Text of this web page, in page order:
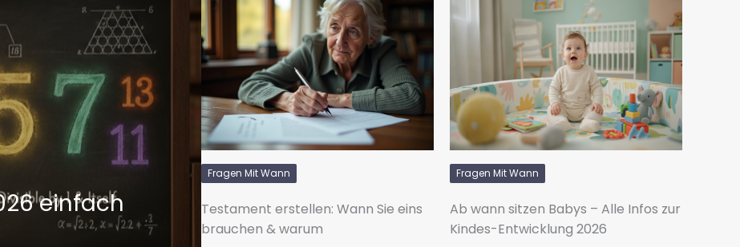
einfach
Fragen Mit Wann
Testament erstellen: Wann Sie eins
brauchen & warum
Fragen Mit Wann
Ab wann sitzen Babys – Alle Infos zur
Kindes-Entwicklung 2026